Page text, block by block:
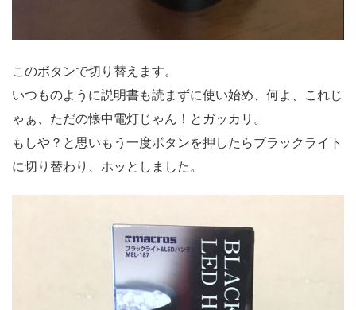
このボタンで切り替えます。
いつものように説明書も読まずに使い始め、何よ、これじ
ゃぁ、ただの懐中電灯じゃん！とガッカリ。
もしや？と思いもう一度ボタンを押したらブラックライト
に切り替わり、ホッとしました。